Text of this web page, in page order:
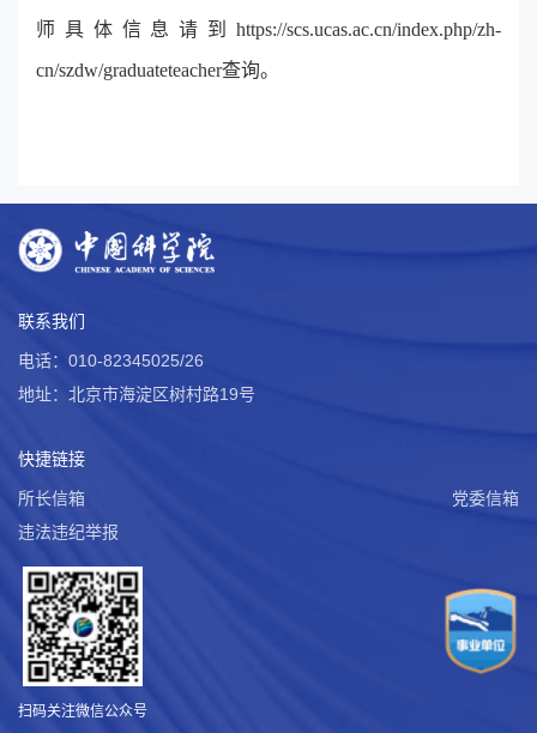
师具体信息请到 https://scs.ucas.ac.cn/index.php/zh-
cn/szdw/graduateteacher查询。
联系我们
电话：010-82345025/26
地址：北京市海淀区树村路19号
快捷链接
所长信箱
党委信箱
违法违纪举报
扫码关注微信公众号